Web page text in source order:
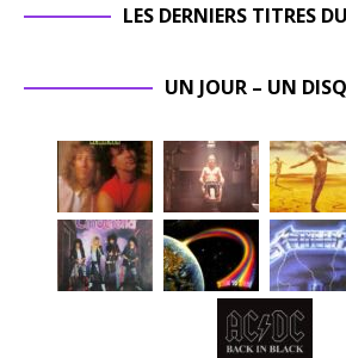
LES DERNIERS TITRES
UN JOUR – UN